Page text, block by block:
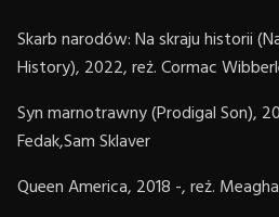
Skarb narodów: Na skraju historii
History), 2022, reż. Cormac
Syn marnotrawny (Prodigal Son),
Fedak,Sam Sklaver
Queen America, 2018 -, reż.